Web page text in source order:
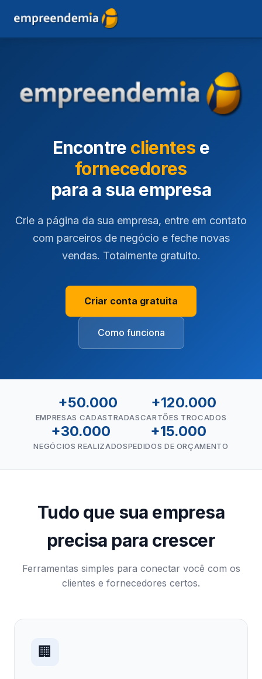
Encontre clientes e
fornecedores
para a sua empresa
Crie a página da sua empresa, entre em contato
com parceiros de negócio e feche novas
vendas. Totalmente gratuito.
Criar conta gratuita
Como funciona
+50.000
EMPRESAS CADASTRADAS
+120.000
CARTÕES TROCADOS
+30.000
NEGÓCIOS REALIZADOS
+15.000
PEDIDOS DE ORÇAMENTO
Tudo que sua empresa
precisa para crescer
Ferramentas simples para conectar você com os
clientes e fornecedores certos.
🏢